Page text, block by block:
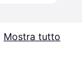
Mostra tutto